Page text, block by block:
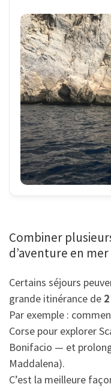
Combiner
d’aventure en mer
Certains séjours
grande itinérance de
Par exemple :
Corse pour explorer
Bonifacio — et
Maddalena).
C’est la meilleure